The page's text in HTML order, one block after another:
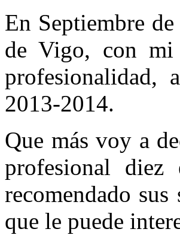
En Septiembre
de Vigo, con mi
profesionalidad,
2013-2014.
Que más voy a
profesional
recomendado
que le puede